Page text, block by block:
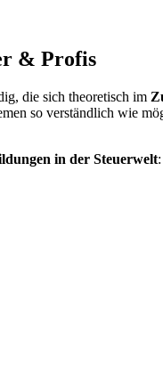
& Profis
die sich theoretisch im
so verständlich wie
in der Steuerwelt: